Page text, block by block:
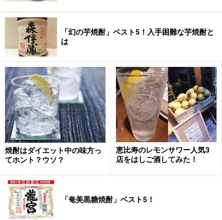
「幻の芋焼酎」ベスト5！入手困難な芋焼酎と
は
焼酎はダイエット中の味方っ
てホント？ウソ？
恵比寿のレモンサワー人気3
店をはしご酒してみた！
「奄美黒糖焼酎」ベスト5！